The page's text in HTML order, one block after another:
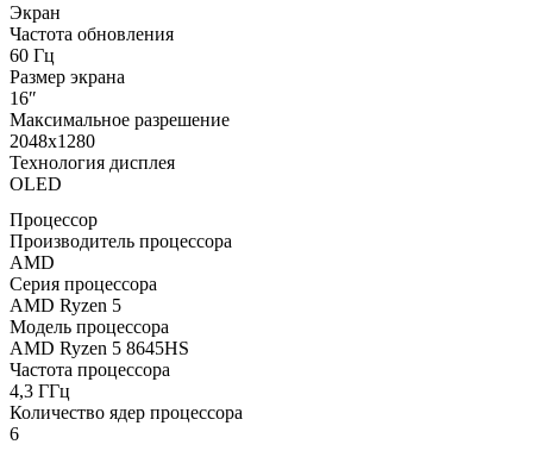
Экран
Частота обновления
60 Гц
Размер экрана
16″
Максимальное разрешение
2048x1280
Технология дисплея
OLED
Процессор
Производитель процессора
AMD
Серия процессора
AMD Ryzen 5
Модель процессора
AMD Ryzen 5 8645HS
Частота процессора
4,3 ГГц
Количество ядер процессора
6